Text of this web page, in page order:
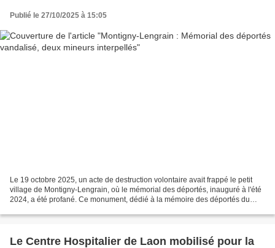
Publié le 27/10/2025 à 15:05
Le 19 octobre 2025, un acte de destruction volontaire avait frappé le petit
village de Montigny-Lengrain, où le mémorial des déportés, inauguré à l'été
2024, a été profané. Ce monument, dédié à la mémoire des déportés du
Le Centre Hospitalier de Laon mobilisé pour la